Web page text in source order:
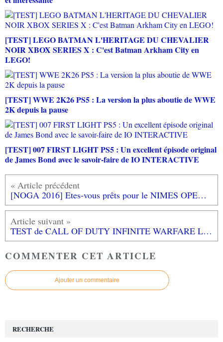
[TEST] LEGO BATMAN L'HERITAGE DU CHEVALIER
NOIR XBOX SERIES X : C'est Batman Arkham City en
LEGO!
[TEST] WWE 2K26 PS5 : La version la plus aboutie de WWE
2K depuis la pause
[TEST] 007 FIRST LIGHT PS5 : Un excellent épisode original
de James Bond avec le savoir-faire de IO INTERACTIVE
[NOGA 2016] Etes-vous prêts pour le NIMES OPEN GAME ART 2016? Le programme complet!
TEST de CALL OF DUTY INFINITE WARFARE LEGACY EDITION (sur XBOX ONE): c'est du solide!
COMMENTER CET ARTICLE
Ajouter un commentaire
RECHERCHE